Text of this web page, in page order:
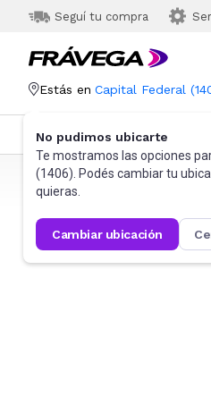
Seguí tu compra
Estás en Capital Federal (
No pudimos ubicarte
Te mostramos las opciones
(1406). Podés cambiar tu
quieras.
cambiar ubicación
Categorías Más
Frávega Seguridad e Higiene